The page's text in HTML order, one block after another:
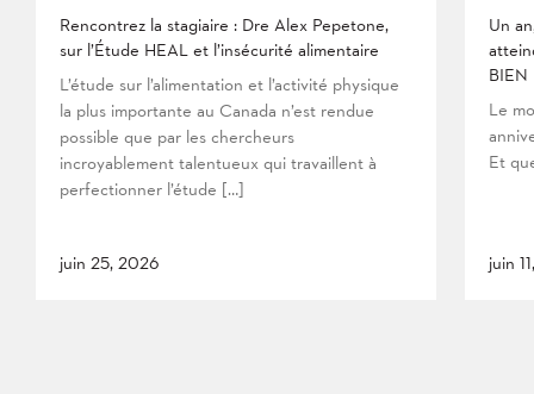
Rencontrez la stagiaire : Dre Alex Pepetone,
sur l’Étude HEAL et l’insécurité alimentaire
L’étude sur l’alimentation et l’activité physique
la plus importante au Canada n’est rendue
possible que par les chercheurs
incroyablement talentueux qui travaillent à
perfectionner l’étude […]
juin 25, 2026
Un
BIEN
Le
Et
juin